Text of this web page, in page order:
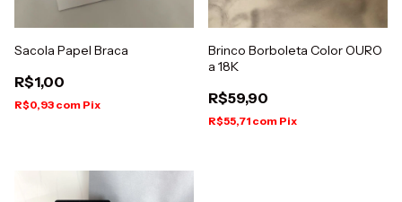
Sacola Papel Braca
R$1,00
R$0,93 com Pix
Brinco Borboleta Color OURO
a 18K
R$59,90
R$55,71 com Pix